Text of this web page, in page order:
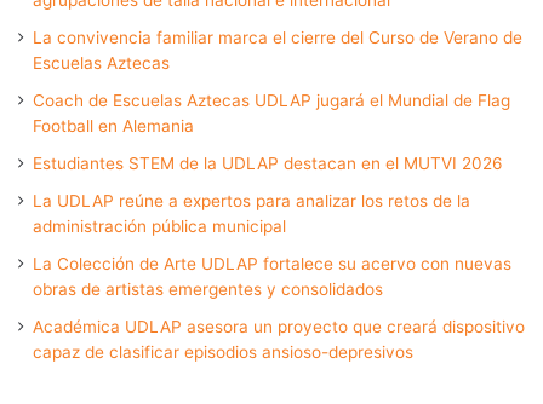
La convivencia familiar marca el cierre del Curso de Verano de
Escuelas Aztecas
Coach de Escuelas Aztecas UDLAP jugará el Mundial de Flag
Football en Alemania
Estudiantes STEM de la UDLAP destacan en el MUTVI 2026
La UDLAP reúne a expertos para analizar los retos de la
administración pública municipal
La Colección de Arte UDLAP fortalece su acervo con nuevas
obras de artistas emergentes y consolidados
Académica UDLAP asesora un proyecto que creará dispositivo
capaz de clasificar episodios ansioso-depresivos